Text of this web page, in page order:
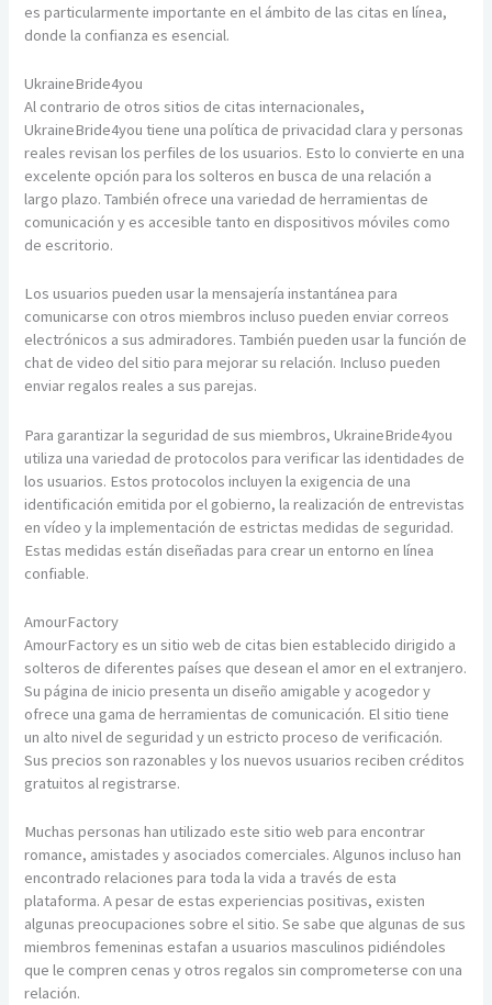
es particularmente importante en el ámbito de las citas en línea,
donde la confianza es esencial.
UkraineBride4you
Al contrario de otros sitios de citas internacionales,
UkraineBride4you tiene una política de privacidad clara y personas
reales revisan los perfiles de los usuarios. Esto lo convierte en una
excelente opción para los solteros en busca de una relación a
largo plazo. También ofrece una variedad de herramientas de
comunicación y es accesible tanto en dispositivos móviles como
de escritorio.
Los usuarios pueden usar la mensajería instantánea para
comunicarse con otros miembros incluso pueden enviar correos
electrónicos a sus admiradores. También pueden usar la función de
chat de video del sitio para mejorar su relación. Incluso pueden
enviar regalos reales a sus parejas.
Para garantizar la seguridad de sus miembros, UkraineBride4you
utiliza una variedad de protocolos para verificar las identidades de
los usuarios. Estos protocolos incluyen la exigencia de una
identificación emitida por el gobierno, la realización de entrevistas
en vídeo y la implementación de estrictas medidas de seguridad.
Estas medidas están diseñadas para crear un entorno en línea
confiable.
AmourFactory
AmourFactory es un sitio web de citas bien establecido dirigido a
solteros de diferentes países que desean el amor en el extranjero.
Su página de inicio presenta un diseño amigable y acogedor y
ofrece una gama de herramientas de comunicación. El sitio tiene
un alto nivel de seguridad y un estricto proceso de verificación.
Sus precios son razonables y los nuevos usuarios reciben créditos
gratuitos al registrarse.
Muchas personas han utilizado este sitio web para encontrar
romance, amistades y asociados comerciales. Algunos incluso han
encontrado relaciones para toda la vida a través de esta
plataforma. A pesar de estas experiencias positivas, existen
algunas preocupaciones sobre el sitio. Se sabe que algunas de sus
miembros femeninas estafan a usuarios masculinos pidiéndoles
que le compren cenas y otros regalos sin comprometerse con una
relación.